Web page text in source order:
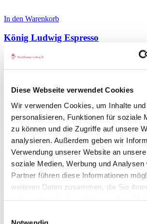
Diese Webseite verwendet Cookies
Wir verwenden Cookies, um Inhalte
personalisieren, Funktionen für soziale
zu können und die Zugriffe auf unsere
analysieren. Außerdem geben wir
Verwendung unserer Website an
soziale Medien, Werbung und Analysen
Partner führen diese Informationen
weiteren Daten zusammen, die Sie
In den Warenkorb
König Ludwig Espresso
26,00€